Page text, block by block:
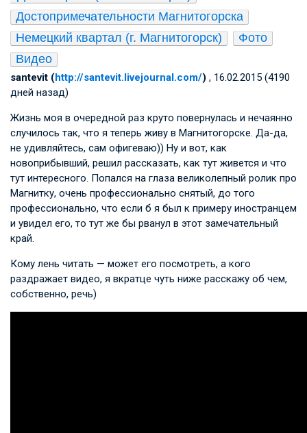
Достопримечательности Магнитогорска
Немецкий квартал (г. Магнитогорск)
Фото
Видео
santevit (http://santevit.livejournal.com/) , 16.02.2015 (4190
дней назад)
Жизнь моя в очередной раз круто повернулась и нечаянно
случилось так, что я теперь живу в Магнитогорске. Да-да,
не удивляйтесь, сам офигеваю)) Ну и вот, как
новоприбывший, решил рассказать, как тут живется и что
тут интересного. Попался на глаза великолепный ролик про
Магнитку, очень профессионально снятый, до того
профессионально, что если б я был к примеру иностранцем
и увидел его, то тут же бы рванул в этот замечательный
край.
Кому лень читать — может его посмотреть, а кого
раздражает видео, я вкратце чуть ниже расскажу об чем,
собственно, речь)